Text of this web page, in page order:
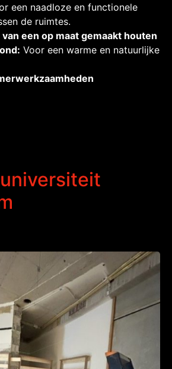
een naadloze en functionele
de ruimtes.
een op maat gemaakt houten
Voor een warme en natuurlijke